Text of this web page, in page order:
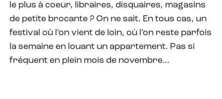
le plus à coeur, libraires, disquaires, magasins
de petite brocante ? On ne sait. En tous cas, un
festival où l’on vient de loin, où l’on reste parfois
la semaine en louant un appartement. Pas si
fréquent en plein mois de novembre…